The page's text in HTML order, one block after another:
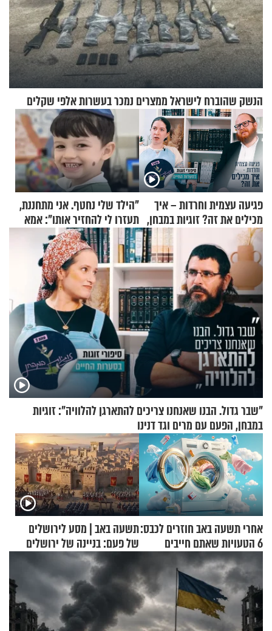
הנשק שהוברח לישראל ממצרים נמכר בעשרות אלפי שקלים
פגיעה עצמית וחרדות – איך
מכילים את זה? זוגיות במבחן,
הפעם עם יהודית ואלתר כהן
"הילד שלי נחטף. אני מתחננת,
תעזרו לי להחזיר אותו": אמא
של יובל בן ה-4 בריאיון דומע
"שבר גדול. הבנו שאנחנו צריכים להתארגן להלוויה": זוגיות
במבחן, הפעם עם מרים וגד דנינו
אחרי תשעה באב חוזרים לכבס:
6 הטעויות שאתם חייבים
להפסיק לעשות
תשעה באב | מסע לירושלים
של פעם: בניינה של ירושלים